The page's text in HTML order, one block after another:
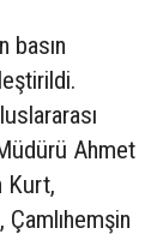
basın
Ahmet
Kurt,